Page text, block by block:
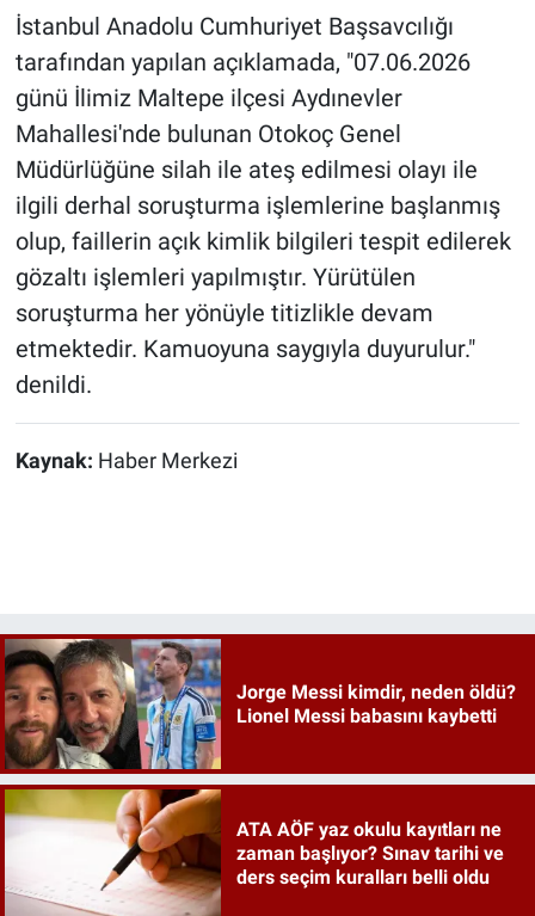
İstanbul Anadolu Cumhuriyet Başsavcılığı
tarafından yapılan açıklamada, "07.06.2026
günü İlimiz Maltepe ilçesi Aydınevler
Mahallesi'nde bulunan Otokoç Genel
Müdürlüğüne silah ile ateş edilmesi olayı ile
ilgili derhal soruşturma işlemlerine başlanmış
olup, faillerin açık kimlik bilgileri tespit edilerek
gözaltı işlemleri yapılmıştır. Yürütülen
soruşturma her yönüyle titizlikle devam
etmektedir. Kamuoyuna saygıyla duyurulur."
denildi.
Kaynak: Haber Merkezi
Jorge Messi kimdir, neden öldü?
Lionel Messi babasını kaybetti
ATA AÖF yaz okulu kayıtları ne
zaman başlıyor? Sınav tarihi ve
ders seçim kuralları belli oldu